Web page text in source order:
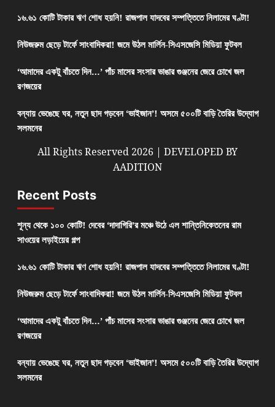
১৬.৬১ কোটি টাকার ঋণ শোধ হয়নি! রাজপাল যাদবের সম্পত্তিতে নিলামের ঘণ্টা!
নিউজরুম ছেড়ে টার্ফে সাংবাদিকরা! জমে উঠল মার্লিন-সিএসজেসি মিডিয়া ফুটবল
‘আমাদের একটু বাঁচতে দিন…’ পাঁচ মাসের সংসার ভাঙার গুঞ্জনের জেরে চোখে জল
রণজয়ের
বন্যায় ভেঙেছে ঘর, নতুন ছাদ গড়বেন ‘ভাইজান’! অসমে ৫০০টি বাড়ি তৈরির উদ্যোগ
সলমনের
All Rights Reserved 2026 | DEVELOPED BY
AADITION
Recent Posts
শূন্য থেকে ১০০ কোটি! দেবের ‘দাদাগিরি’র মঞ্চে উঠে এল শান্তিনিকেতনের রাম
সাওয়ের লড়াইয়ের গল্প
১৬.৬১ কোটি টাকার ঋণ শোধ হয়নি! রাজপাল যাদবের সম্পত্তিতে নিলামের ঘণ্টা!
নিউজরুম ছেড়ে টার্ফে সাংবাদিকরা! জমে উঠল মার্লিন-সিএসজেসি মিডিয়া ফুটবল
‘আমাদের একটু বাঁচতে দিন…’ পাঁচ মাসের সংসার ভাঙার গুঞ্জনের জেরে চোখে জল
রণজয়ের
বন্যায় ভেঙেছে ঘর, নতুন ছাদ গড়বেন ‘ভাইজান’! অসমে ৫০০টি বাড়ি তৈরির উদ্যোগ
সলমনের